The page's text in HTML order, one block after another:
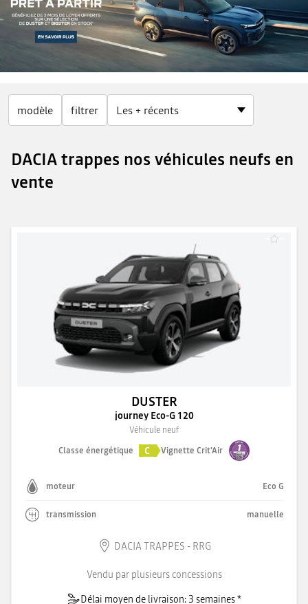
modèle filtrer
DACIA trappes nos véhicules neufs en
vente
DUSTER
journey Eco-G 120
Véhicule neuf
Classe énergétique
C Vignette Crit'Air
moteur Eco G
transmission manuelle
DACIA TRAPPES - RRG
Vendu par plusieurs concessions
Délai moyen de livraison: 3 semaines *